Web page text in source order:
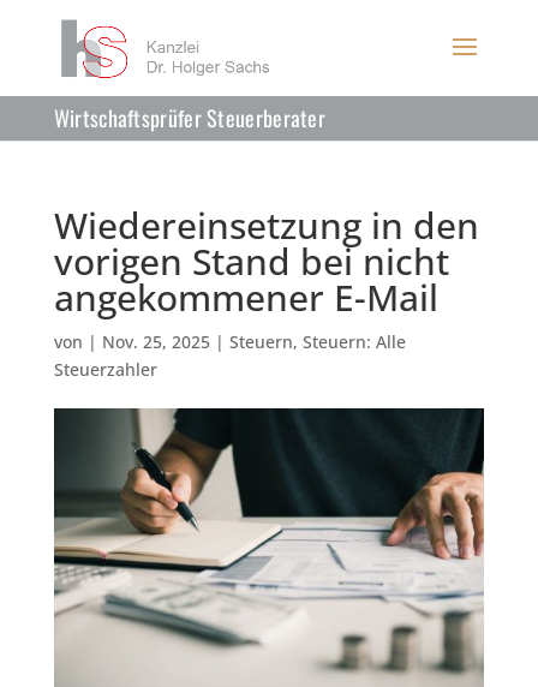
Wirtschaftsprüfer Steuerberater
Wiedereinsetzung in den
vorigen Stand bei nicht
angekommener E-Mail
von | Nov. 25, 2025| Steuern, Steuern: Alle
Steuerzahler